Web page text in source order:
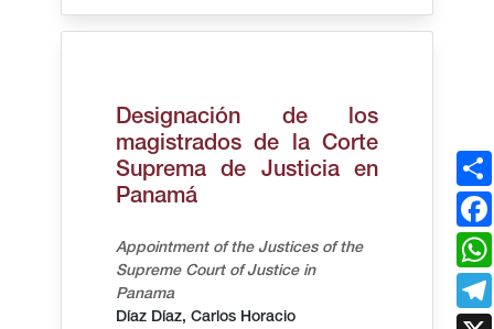
Designación de los
magistrados de la Corte
Suprema de Justicia en
Panamá
Appointment of the Justices of the
Supreme Court of Justice in
Panama
Díaz Díaz, Carlos Horacio